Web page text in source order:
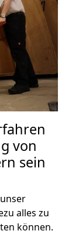
von
sein
alles zu
können.